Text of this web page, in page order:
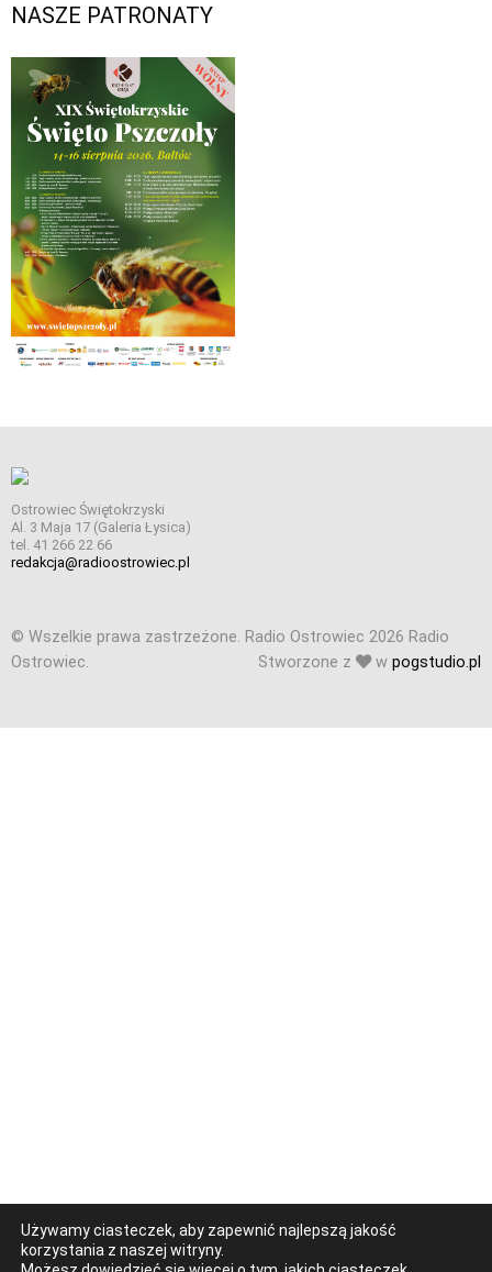
NASZE PATRONATY
Ostrowiec Świętokrzyski
Al. 3 Maja 17 (Galeria Łysica)
tel. 41 266 22 66
redakcja@radioostrowiec.pl
© Wszelkie prawa zastrzeżone. Radio Ostrowiec 2026 Radio
Ostrowiec.
Stworzone z w pogstudio.pl
Używamy ciasteczek, aby zapewnić najlepszą jakość
korzystania z naszej witryny.